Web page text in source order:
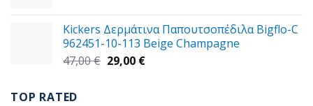
39,00 €.είναι:
30,00 €.
Kickers Δερμάτινα Παπουτσοπέδιλα Bigflo-C
962451-10-113 Beige Champagne
47,00€ Original
29,00 €Η
TOP RATED